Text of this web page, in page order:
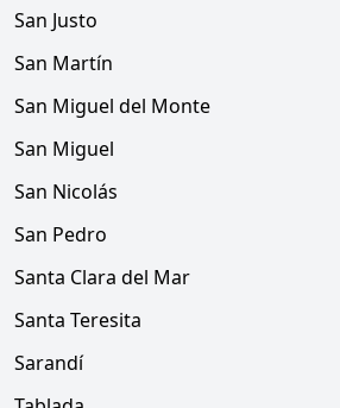
San Justo
San Martín
San Miguel del Monte
San Miguel
San Nicolás
San Pedro
Santa Clara del Mar
Santa Teresita
Sarandí